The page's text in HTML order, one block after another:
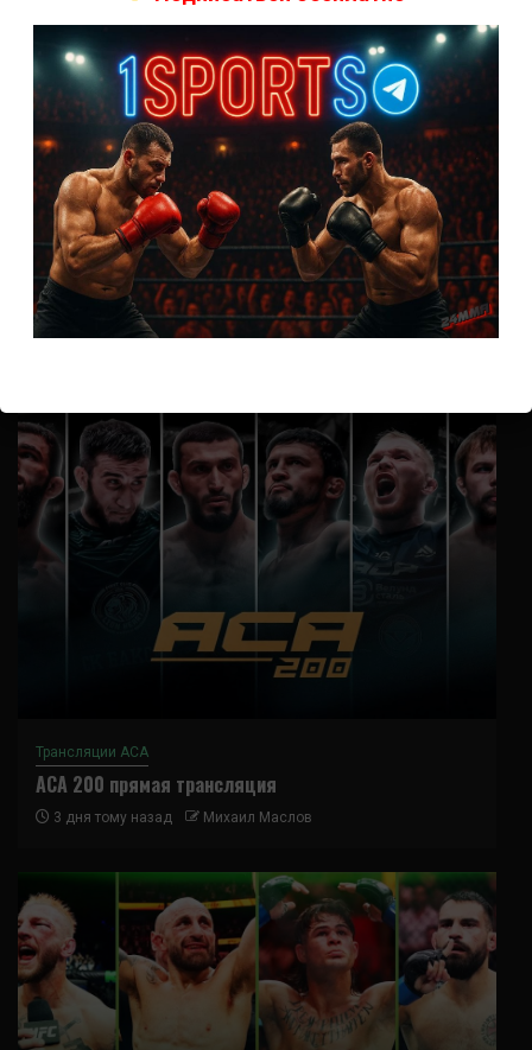
А как смотреть с ноутбука?
Анонимно кРасписание боев UFC
Кусок говна ты, существом даже нельзя ,такое как ты назвать!
АнонимнокКонор МакГрегор
УЧ
АнонимнокРэнди Браун — Николас Далби
не запускается ни один бой, реклама есть, а когда
заканчивается начинается загрузка видео длиною в жизнь.
Исправьте пожалуйста
Трансляции ACA
ACA 200 прямая трансляция
3 дня тому назад Михаил Маслов